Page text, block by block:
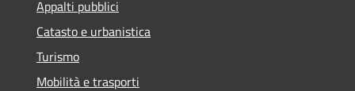
Appalti pubblici
Catasto e urbanistica
Turismo
Mobilità e trasporti